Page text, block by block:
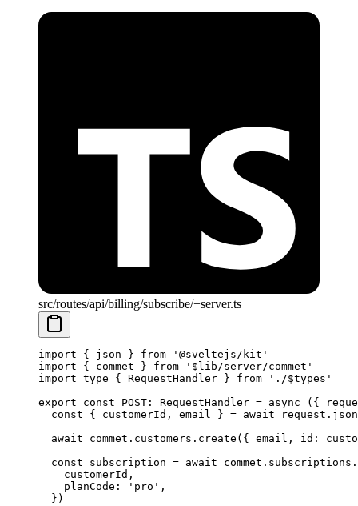
src/routes/api/billing/subscribe/+server.ts
import { json } from '@sveltejs/kit'
import { commet } from '$lib/server/commet'
import type { RequestHandler } from './$types'
export const POST : RequestHandler = async ({
  const
{ customerId , email } = await request. json
  await
commet.customers. create ({ email, id:
  const
subscription = await commet.subscriptions.
    customerId,
    planCode:
'pro' ,
  })